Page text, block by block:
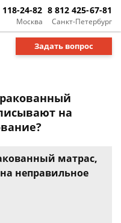
Москва
24-82
Санкт-Петербург
8 812 425-67-81
Задать вопрос
на
матрас,
неправильное